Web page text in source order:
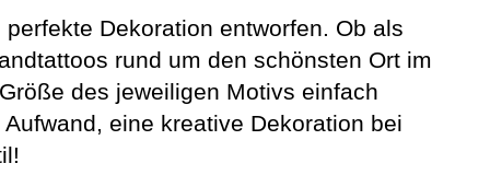
Dekoration entworfen. Ob als
rund um den schönsten Ort im
des jeweiligen Motivs einfach
eine kreative Dekoration bei